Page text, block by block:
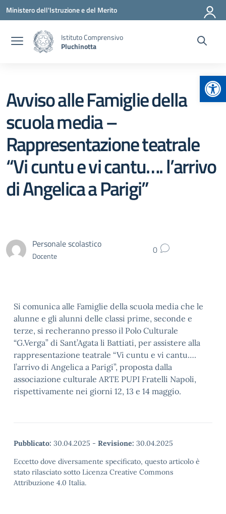
Vai ai contenuti
Vai al menu di navigazione
Vai al footer
Ministero dell'Istruzione e del Merito
Istituto Comprensivo
Pluchinotta
Avviso alle Famiglie della
scuola media –
Rappresentazione teatrale
“Vi cuntu e vi cantu…. l’arrivo
di Angelica a Parigi”
Personale scolastico
Docente 0
Si comunica alle Famiglie della scuola media che le
alunne e gli alunni delle classi prime, seconde e
terze, si recheranno presso il Polo Culturale
“G.Verga” di Sant’Agata li Battiati, per assistere alla
rappresentazione teatrale “Vi cuntu e vi cantu….
l’arrivo di Angelica a Parigi”, proposta dalla
associazione culturale ARTE PUPI Fratelli Napoli,
rispettivamente nei giorni 12, 13 e 14 maggio.
Pubblicato: 30.04.2025 - Revisione: 30.04.2025
Eccetto dove diversamente specificato, questo articolo è
stato rilasciato sotto Licenza Creative Commons
Attribuzione 4.0 Italia.